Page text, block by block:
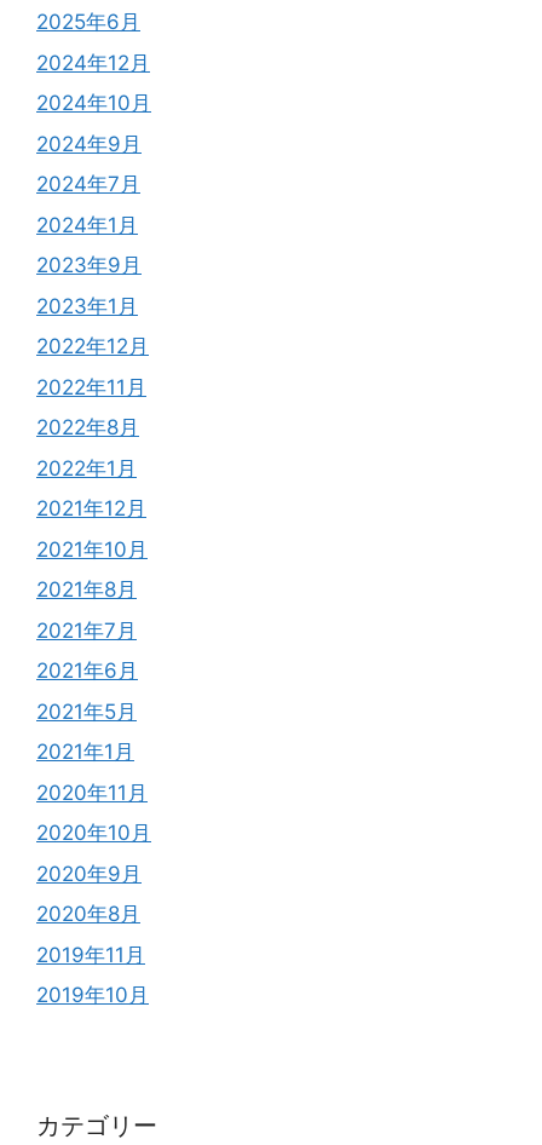
2025年6月
2024年12月
2024年10月
2024年9月
2024年7月
2024年1月
2023年9月
2023年1月
2022年12月
2022年11月
2022年8月
2022年1月
2021年12月
2021年10月
2021年8月
2021年7月
2021年6月
2021年5月
2021年1月
2020年11月
2020年10月
2020年9月
2020年8月
2019年11月
2019年10月
カテゴリー